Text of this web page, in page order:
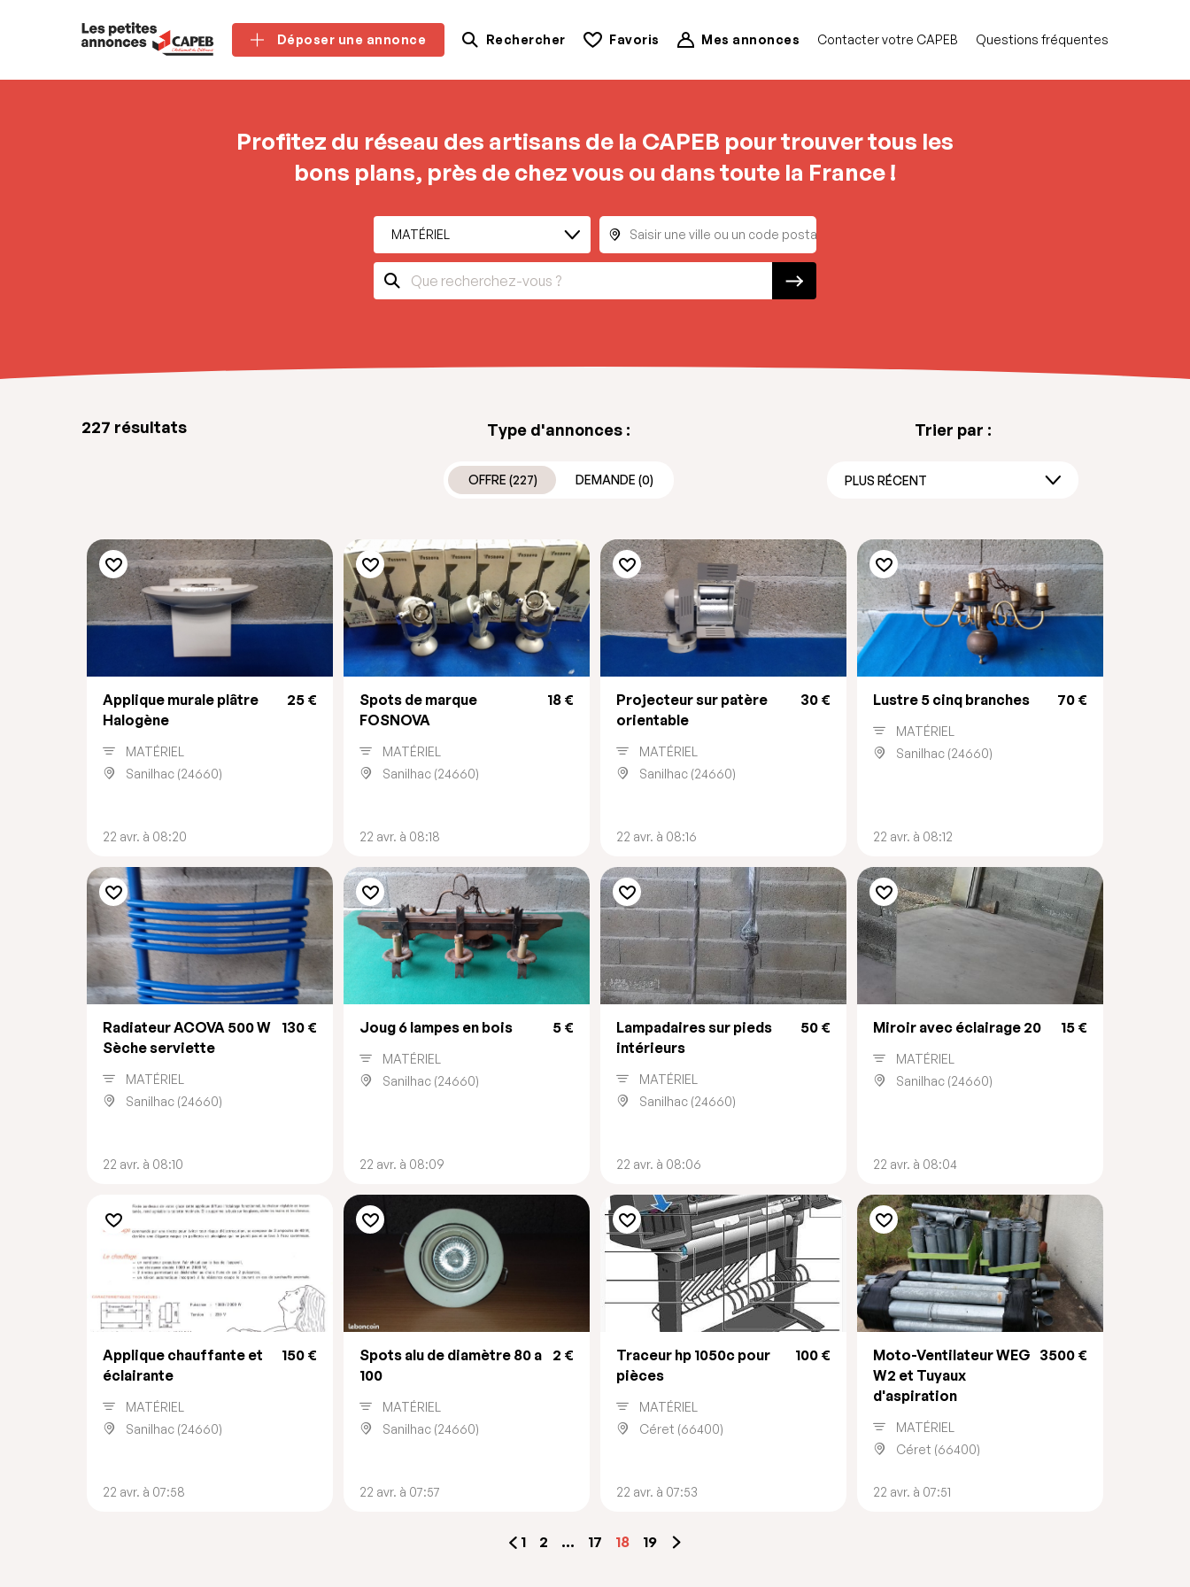
Déposer une annonce Rechercher Favoris Mes annonces Contacter votre CAPEB Questions fréquentes
Profitez du réseau des artisans de la CAPEB pour trouver tous les
bons plans, près de chez vous ou dans toute la France !
MATÉRIEL
227 résultats Type d'annonces :
OFFRE (227) DEMANDE (0)
Trier par :
PLUS RÉCENT
Applique murale plâtre
Halogène
25 €
MATÉRIEL
Sanilhac (24660)
22 avr. à 08:20
Spots de marque
FOSNOVA
18 €
MATÉRIEL
Sanilhac (24660)
22 avr. à 08:18
Projecteur sur patère
orientable
30 €
MATÉRIEL
Sanilhac (24660)
22 avr. à 08:16
Lustre 5 cinq branches 70 €
MATÉRIEL
Sanilhac (24660)
22 avr. à 08:12
Radiateur ACOVA 500 W
Sèche serviette
130 €
MATÉRIEL
Sanilhac (24660)
22 avr. à 08:10
Joug 6 lampes en bois 5 €
MATÉRIEL
Sanilhac (24660)
22 avr. à 08:09
Lampadaires sur pieds
intérieurs
50 €
MATÉRIEL
Sanilhac (24660)
22 avr. à 08:06
Miroir avec éclairage 20 15 €
MATÉRIEL
Sanilhac (24660)
22 avr. à 08:04
Applique chauffante et
éclairante
150 €
MATÉRIEL
Sanilhac (24660)
22 avr. à 07:58
Spots alu de diamètre 80 a
100
2 €
MATÉRIEL
Sanilhac (24660)
22 avr. à 07:57
Traceur hp 1050c pour
pièces
100 €
MATÉRIEL
Céret (66400)
22 avr. à 07:53
Moto-Ventilateur WEG
W2 et Tuyaux
d'aspiration
3500 €
MATÉRIEL
Céret (66400)
22 avr. à 07:51
1 2 … 17 18 19